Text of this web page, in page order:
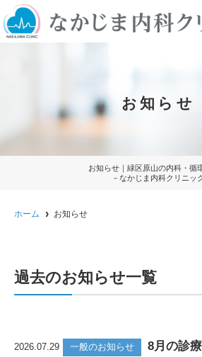
お知らせ
お知らせ｜緑区原山の内科・循
－なかじま内科クリニッ
ホーム お知らせ
過去のお知らせ一覧
2026.07.29 一般のお知らせ 8月の診